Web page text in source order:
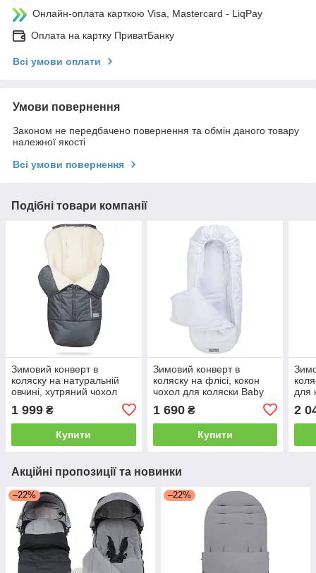
Онлайн-оплата карткою Visa, Mastercard - LiqPay
Оплата на картку ПриватБанку
Всі умови оплати
Умови повернення
Законом не передбачено повернення та обмін даного товару
належної якості
Всі умови повернення
Подібні товари компанії
Зимовий конверт в
коляску на натуральній
овчині, хутряний чохол
для коляски Trend сірий
1 999 ₴
Купити
Зимовий конверт в
коляску на флісі, кокон
чохол для коляски Baby
1 690₴
Купити
для
2
Акційні пропозиції та новинки
–22% –22%